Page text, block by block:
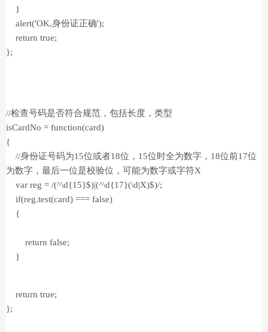
}
alert('OK,身份证正确');
return true;
};
//检查号码是否符合规范，包括长度，类型
isCardNo = function(card)
{
//身份证号码为15位或者18位，15位时全为数字，18位前17位
为数字，最后一位是校验位，可能为数字或字符X
var reg = /(^\d{15}$)|(^\d{17}(\d|X)$)/;
if(reg.test(card) === false)
{
return false;
}
return true;
};